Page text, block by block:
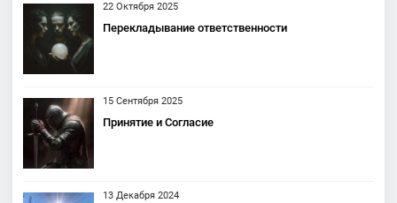
22 Октября 2025
Перекладывание ответственности
15 Сентября 2025
Принятие и Согласие
13 Декабря 2024